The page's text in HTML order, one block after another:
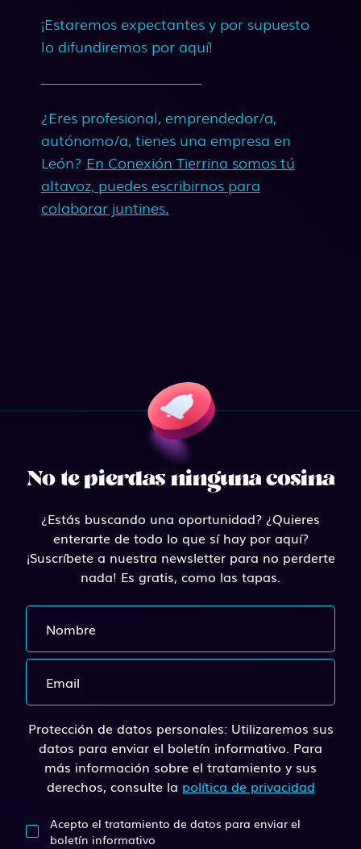
¡Estaremos expectantes y por supuesto
lo difundiremos por aquí!
——————————–
¿Eres profesional, emprendedor/a,
autónomo/a, tienes una empresa en
León? En Conexión Tierrina somos tú
altavoz, puedes escribirnos para
colaborar juntines.
No te pierdas ninguna cosina
¿Estás buscando una oportunidad? ¿Quieres
enterarte de todo lo que sí hay por aquí?
¡Suscríbete a nuestra newsletter para no perderte
nada! Es gratis, como las tapas.
Protección de datos personales: Utilizaremos sus
datos para enviar el boletín informativo. Para
más información sobre el tratamiento y sus
derechos, consulte la política de privacidad
Acepto el tratamiento de datos para enviar el
boletín informativo